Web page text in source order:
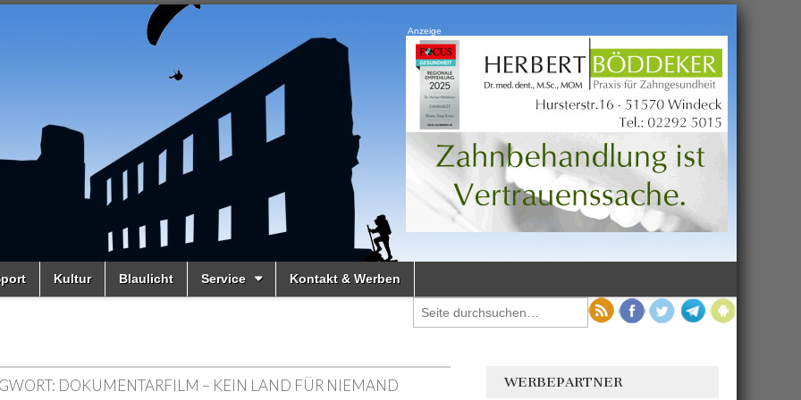
Anzeige
Kultur Blaulicht Service Kontakt & Werben
DOKUMENTARFILM – KEIN LAND FÜR NIEMAND WERBEPARTNER